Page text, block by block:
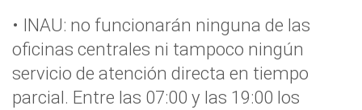
• INAU: no funcionarán ninguna de las
oficinas centrales ni tampoco ningún
servicio de atención directa en tiempo
parcial. Entre las 07:00 y las 19:00 los